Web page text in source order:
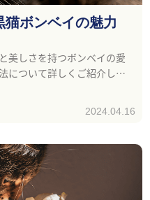
ボンベイの魅力
美しさを持つボンベイの愛
について詳しくご紹介しま
2024.04.16